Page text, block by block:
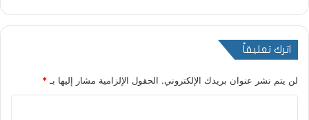
اترك تعليقاً
لن يتم نشر عنوان بريدك الإلكتروني. الحقول الإلزامية مشار إليها بـ *